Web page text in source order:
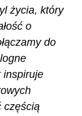
życia, który
o
do
inspiruje
częścią